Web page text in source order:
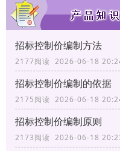
招标控制价编制方法
2177阅读 2026-06-18
招标控制价编制的依据
2175阅读 2026-06-18
招标控制价编制原则
2173阅读 2026-06-18